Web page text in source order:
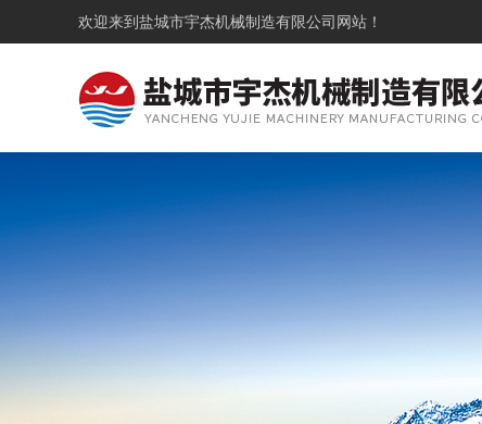
欢迎来到 盐城市宇杰机械制造有限公司 网站！